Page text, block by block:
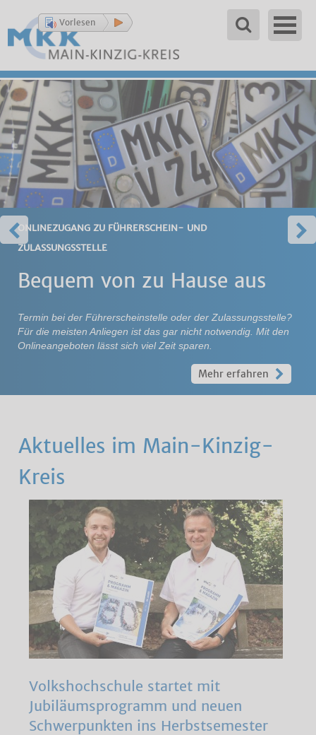
Vorlesen
ONLINEZUGANG ZU FÜHRERSCHEIN- UND
ZULASSUNGSSTELLE
Bequem von zu Hause aus
Termin bei der Führerscheinstelle oder der Zulassungsstelle?
Für die meisten Anliegen ist das gar nicht notwendig. Mit den
Onlineangeboten lässt sich viel Zeit sparen.
Mehr erfahren
Aktuelles im Main-Kinzig-
Kreis
Volkshochschule startet mit
Jubiläumsprogramm und neuen
Schwerpunkten ins Herbstsemester